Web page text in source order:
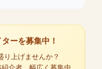
ーを募集中！
り上げませんか？
介者、幅広く募集中